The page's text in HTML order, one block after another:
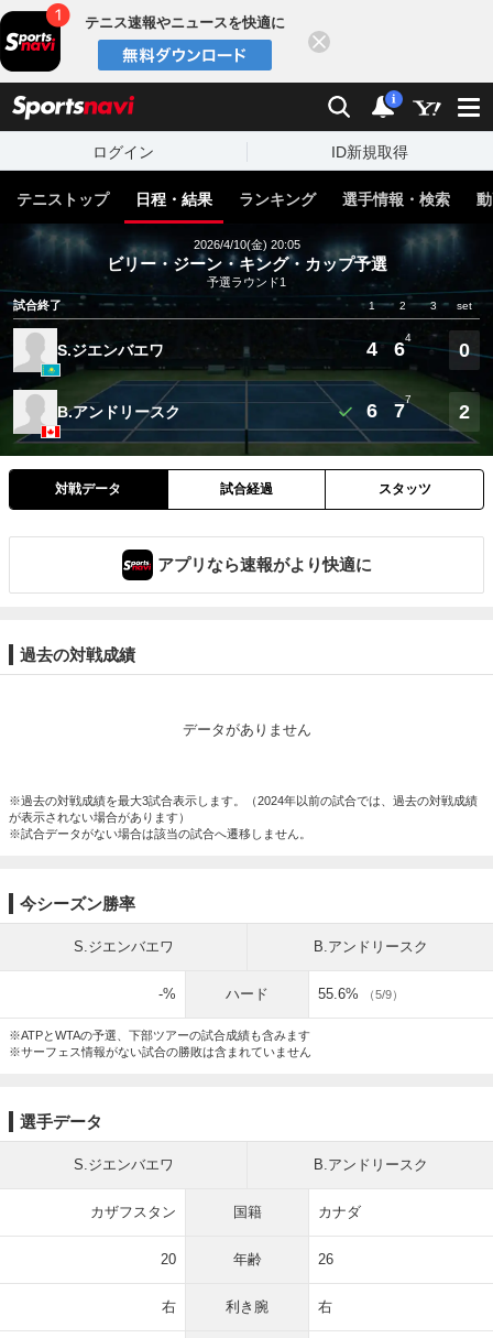
テニス速報やニュースを快適に
検索 通知
i
ログイン ID新規取得
テニストップ 日程・結果 ランキング 選手情報・検索
2026/4/10(金) 20:05
ビリー・ジーン・キング・カップ予選
予選ラウンド1
試合終了
1 2 3 set
S.ジエンバエワ 4 6
4
0
B.アンドリースク 6 7
7
2
対戦データ 試合経過 スタッツ
アプリなら速報がより快適に
過去の対戦成績
データがありません
※過去の対戦成績を最大3試合表示します。（2024年以前の試合では、過去の対戦成績
が表示されない場合があります）
※試合データがない場合は該当の試合へ遷移しません。
今シーズン勝率
S.ジエンバエワ B.アンドリースク
-% ハード 55.6% （5/9）
※ATPとWTAの予選、下部ツアーの試合成績も含みます
※サーフェス情報がない試合の勝敗は含まれていません
選手データ
S.ジエンバエワ B.アンドリースク
カザフスタン 国籍 カナダ
20 年齢 26
右 利き腕 右